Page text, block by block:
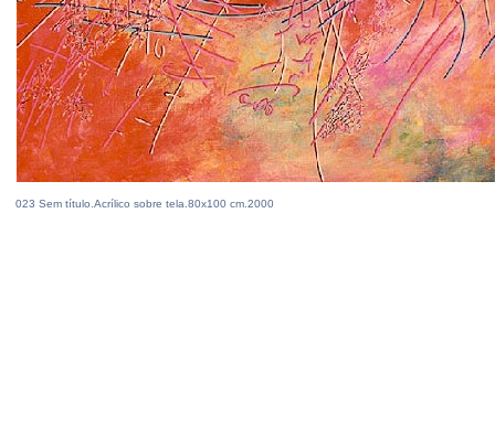
023 Sem título.Acrílico sobre tela.80x100 cm.2000